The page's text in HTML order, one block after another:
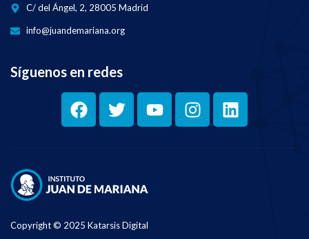
C/ del Ángel, 2, 28005 Madrid
info@juandemariana.org
Síguenos en redes
Copyright © 2025 Katarsis Digital